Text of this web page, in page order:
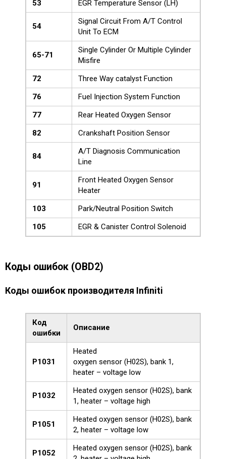
53
EGR Temperature Sensor (LH)
54
Signal Circuit From A/T Control
Unit To ECM
65-71
Single Cylinder Or Multiple Cylinder
Misfire
72
Three Way catalyst Function
76
Fuel Injection System Function
77
Rear Heated Oxygen Sensor
82
Crankshaft Position Sensor
84
A/T Diagnosis Communication
Line
91
Front Heated Oxygen Sensor
Heater
103
Park/Neutral Position Switch
105
EGR & Canister Control Solenoid
Коды ошибок (OBD2)
Коды ошибок производителя Infiniti
Код
ошибки
Описание
P1031
Heated
oxygen sensor (H02S), bank 1,
heater – voltage low
P1032
Heated oxygen sensor (H02S), bank
1, heater – voltage high
P1051
Heated oxygen sensor (H02S), bank
2, heater – voltage low
P1052
Heated oxygen sensor (H02S), bank